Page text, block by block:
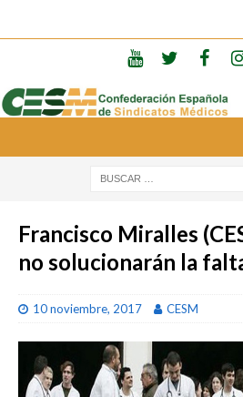
Francisco Miralles
no solucionarán la
10 noviembre, 2017 CESM